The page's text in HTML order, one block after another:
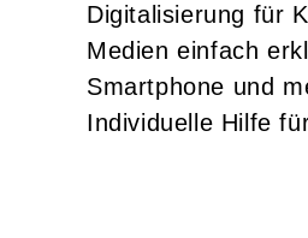
Digitalisierung für
Medien einfach
Smartphone und
Individuelle Hilfe